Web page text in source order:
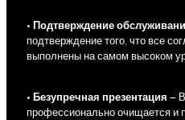
• Подтверждение
подтверждение того, что все
выполнены на самом высоком
• Безупречная презентация –
профессионально очищается и